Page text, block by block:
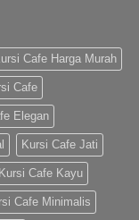
Cafe Harga Murah
Cafe
Elegan
Kursi Cafe Jati
Kursi Cafe Kayu
Cafe Minimalis